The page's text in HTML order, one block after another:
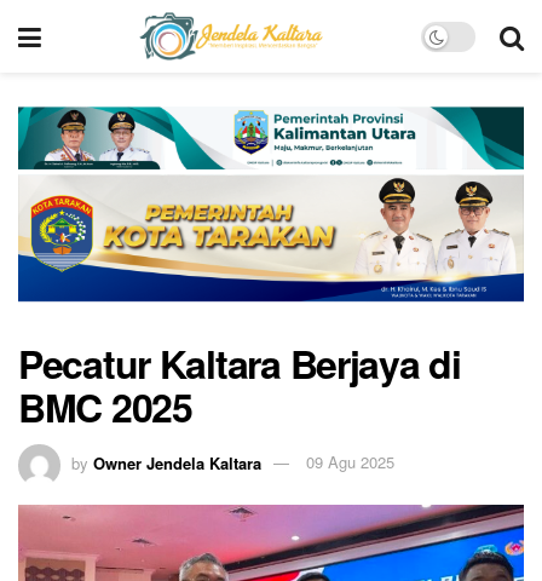
Pecatur Kaltara Berjaya di
BMC 2025
by Owner Jendela Kaltara 09 Agu 2025